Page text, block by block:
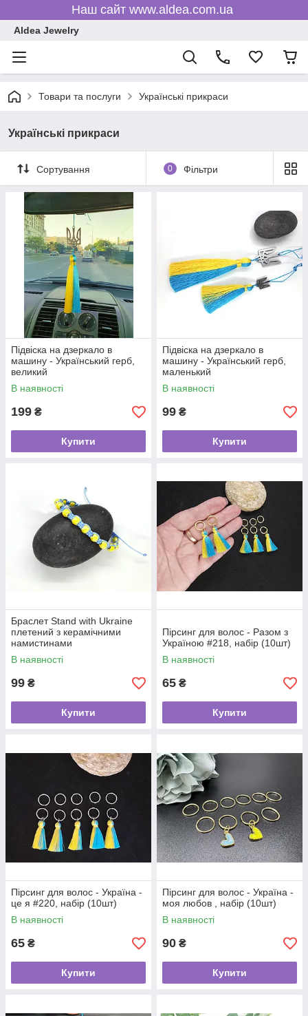
Наш сайт www.aldea.com.ua
Aldea Jewelry
Товари та послуги Українські прикраси
Українські прикраси
Сортування 0 Фільтри
Підвіска на дзеркало в
машину - Український герб,
великий
В наявності
199 ₴
Купити
Підвіска на дзеркало в
машину - Український герб,
маленький
В наявності
99 ₴
Купити
Браслет Stand with Ukraine
плетений з керамічними
намистинами
В наявності
99 ₴
Купити
Пірсинг для волос - Разом з
Україною #218, набір (10шт)
В наявності
65 ₴
Купити
Пірсинг для волос - Україна -
це я #220, набір (10шт)
В наявності
65 ₴
Купити
Пірсинг для волос - Україна -
моя любов , набір (10шт)
В наявності
90 ₴
Купити